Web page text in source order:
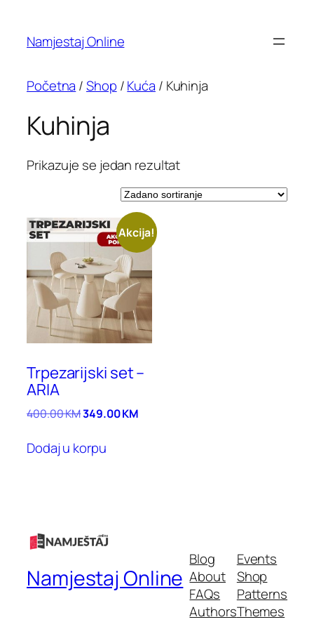
Namjestaj Online
Početna /Shop /Kuća / Kuhinja
Kuhinja
Prikazuje se jedan rezultat
Akcija!
Trpezarijski set –
ARIA
400.00KM349.00KM
Dodaj u korpu
Namjestaj Online
Blog
About
FAQs
Authors
Events
Shop
Patterns
Themes